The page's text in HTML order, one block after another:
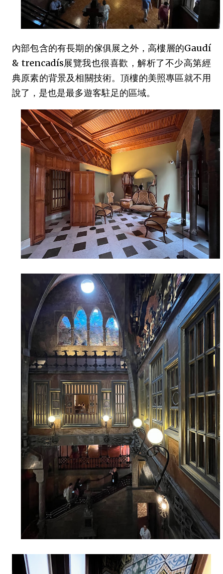
內部包含的有長期的傢俱展之外，高樓層的Gaudí
& trencadís展覽我也很喜歡，解析了不少高第經
典原素的背景及相關技術。頂樓的美照專區就不用
說了，是也是最多遊客駐足的區域。